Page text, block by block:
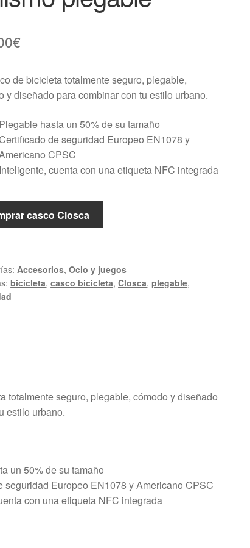
€
de bicicleta totalmente seguro, plegable,
y diseñado para combinar con tu estilo urbano.
Plegable hasta un 50% de su tamaño
de seguridad Europeo EN1078 y
CPSC
Inteligente, cuenta con una etiqueta NFC integrada
casco Closca
Accesorios,Ocio y juegos
bicicleta,casco bicicleta,Closca,plegable,
totalmente seguro, plegable, cómodo y diseñado
estilo urbano.
un 50% de su tamaño
seguridad Europeo EN1078 y Americano CPSC
con una etiqueta NFC integrada